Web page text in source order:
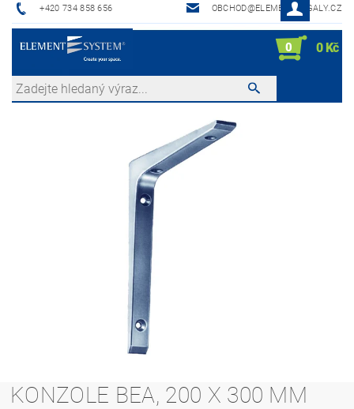
+420 734 858 656 OBCHOD@ELEMENTREGALY.CZ
0 0 Kč
KONZOLE BEA, 200 X 300 MM